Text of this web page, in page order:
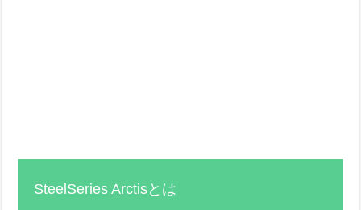
SteelSeries Arctisとは